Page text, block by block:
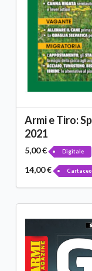
Armi e Tiro:
2021
5,00 € Digitale
14,00 € Cartaceo